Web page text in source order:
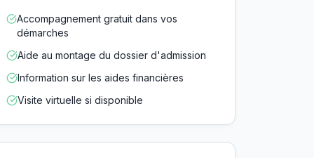
Accompagnement gratuit dans vos
démarches
Aide au montage du dossier d'admission
Information sur les aides financières
Visite virtuelle si disponible